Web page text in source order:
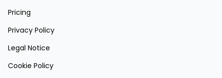
Pricing
Privacy Policy
Legal Notice
Cookie Policy